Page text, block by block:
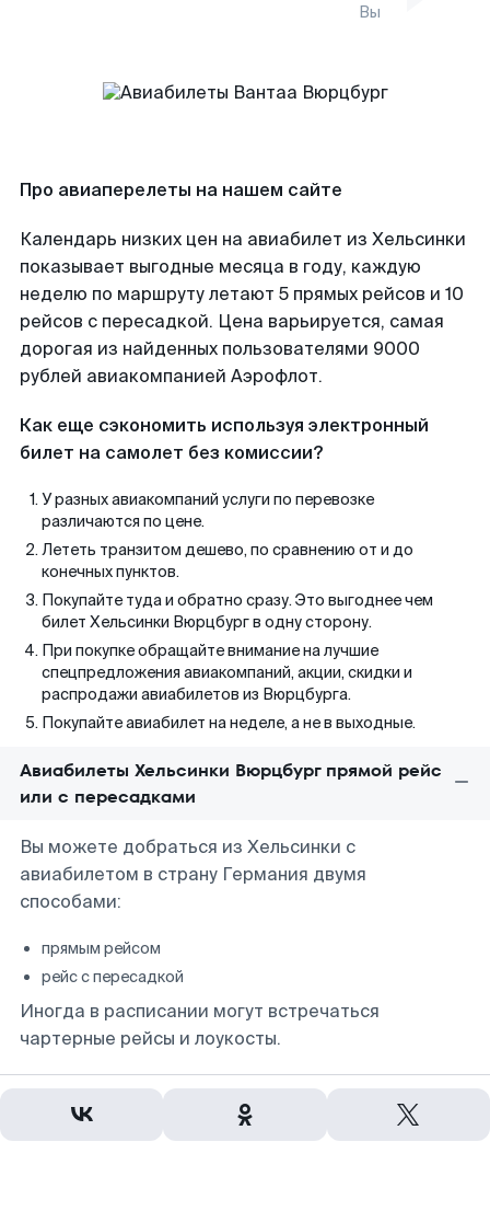
Вы
Про авиаперелеты на нашем сайте
Календарь низких цен на авиабилет из Хельсинки
показывает выгодные месяца в году, каждую
неделю по маршруту летают 5 прямых рейсов и 10
рейсов с пересадкой. Цена варьируется, самая
дорогая из найденных пользователями 9000
рублей авиакомпанией Аэрофлот.
Как еще сэкономить используя электронный
билет на самолет без комиссии?
У разных авиакомпаний услуги по перевозке
различаются по цене.
Лететь транзитом дешево, по сравнению от и до
конечных пунктов.
Покупайте туда и обратно сразу. Это выгоднее чем
билет Хельсинки Вюрцбург в одну сторону.
При покупке обращайте внимание на лучшие
спецпредложения авиакомпаний, акции, скидки и
распродажи авиабилетов из Вюрцбурга.
Покупайте авиабилет на неделе, а не в выходные.
Авиабилеты Хельсинки Вюрцбург прямой рейс
или с пересадками
Вы можете добраться из Хельсинки с
авиабилетом в страну Германия двумя
способами:
прямым рейсом
рейс с пересадкой
Иногда в расписании могут встречаться
чартерные рейсы и лоукосты.